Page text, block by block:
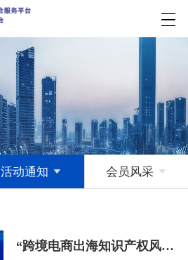
活动通知  会员风采 
“跨境电商出海知识产权风险防范”线上培训通知